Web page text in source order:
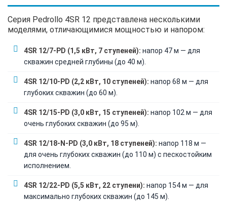
Серия Pedrollo 4SR 12 представлена несколькими
моделями, отличающимися мощностью и напором:
4SR 12/7-PD (1,5 кВт, 7 ступеней): напор 47 м — для
скважин средней глубины (до 40 м).
4SR 12/10-PD (2,2 кВт, 10 ступеней): напор 68 м — для
глубоких скважин (до 60 м).
4SR 12/15-PD (3,0 кВт, 15 ступеней): напор 102 м — для
очень глубоких скважин (до 95 м).
4SR 12/18-N-PD (3,0 кВт, 18 ступеней): напор 118 м —
для очень глубоких скважин (до 110 м) с пескостойким
исполнением.
4SR 12/22-PD (5,5 кВт, 22 ступени): напор 154 м — для
максимально глубоких скважин (до 145 м).